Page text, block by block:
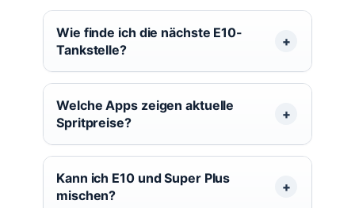
Wie finde ich die nächste E10-
Tankstelle?
Welche Apps zeigen aktuelle
Spritpreise?
Kann ich E10 und Super Plus
mischen?